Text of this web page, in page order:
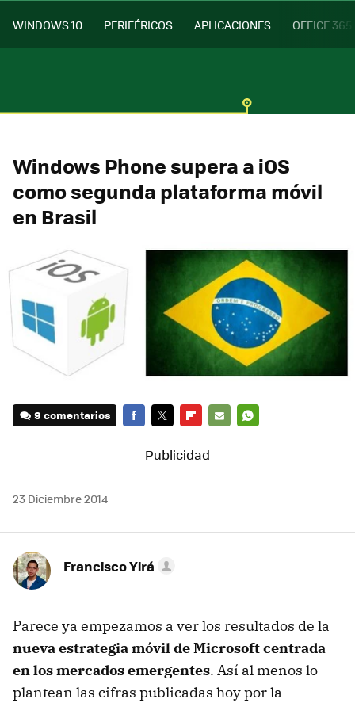
WINDOWS 10 PERIFÉRICOS APLICACIONES OFFICE 365
Windows Phone supera a iOS
como segunda plataforma móvil
en Brasil
9 comentarios
MAIL
23 Diciembre 2014
Francisco Yirá
Parece ya empezamos a ver los resultados de la
nueva estrategia móvil de Microsoft centrada
en los mercados emergentes. Así al menos lo
plantean las cifras publicadas hoy por la